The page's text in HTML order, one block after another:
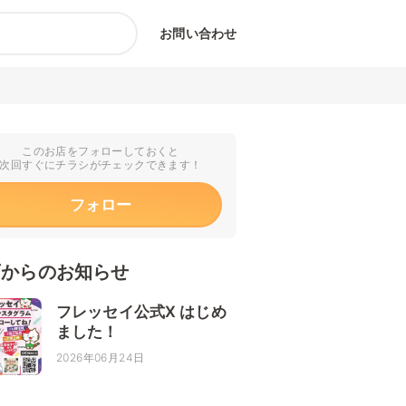
お問い合わせ
このお店をフォローしておくと
次回すぐにチラシがチェックできます！
フォロー
らのお知らせ
フレッセイ公式X はじめ
ました！
2026年06月24日